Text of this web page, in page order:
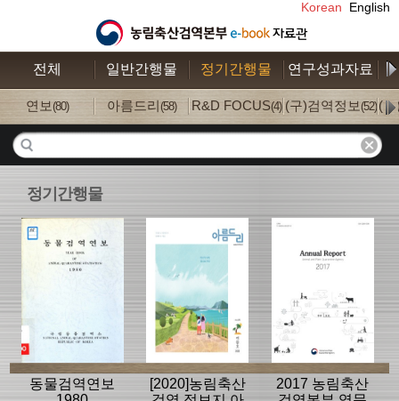
Korean English
전체 일반간행물 정기간행물 연구성과자료
연보(80) 아름드리(58) R&D FOCUS(4) (구)검역정보 (52) (
정기간행물
동물검역연보
[2020]농림축산
2017 농림축산